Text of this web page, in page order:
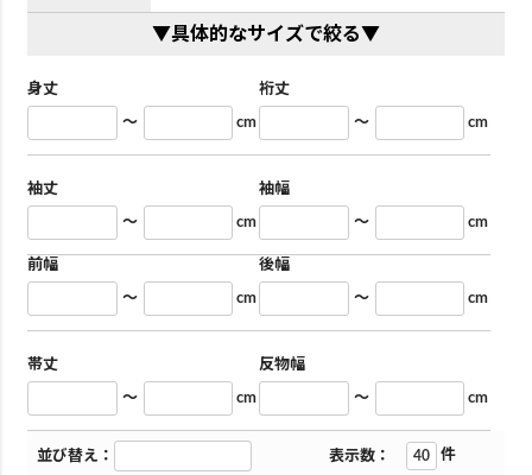
▼具体的なサイズで絞る▼
身丈
～ cm
裄丈
～ cm
袖丈
～ cm
袖幅
～ cm
前幅
～ cm
後幅
～ cm
帯丈
～ cm
反物幅
～ cm
並び替え： 表示数： 件